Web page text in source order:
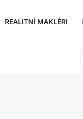
REALITNÍ MAKLÉRI